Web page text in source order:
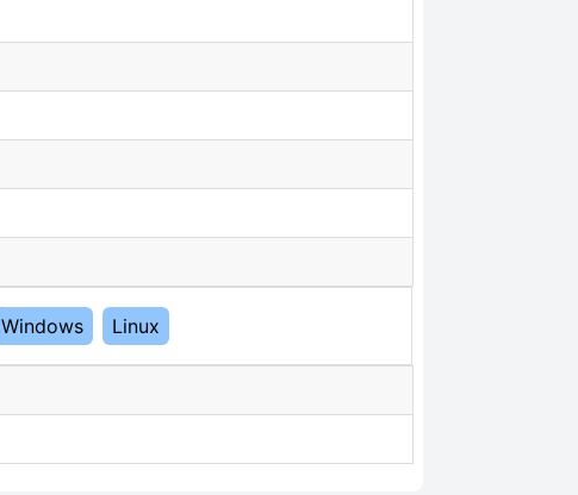
Windows Linux